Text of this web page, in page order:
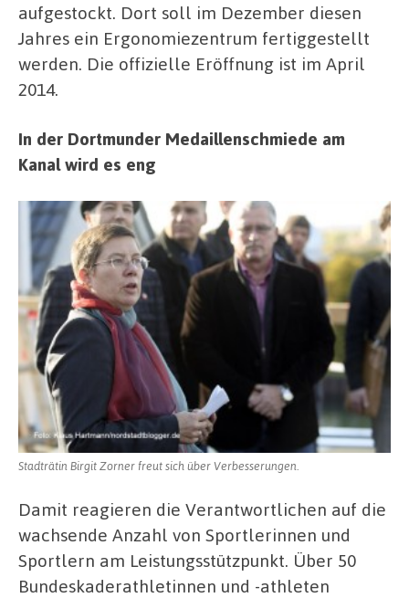
aufgestockt. Dort soll im Dezember diesen
Jahres ein Ergonomiezentrum fertiggestellt
werden. Die offizielle Eröffnung ist im April
2014.
In der Dortmunder Medaillenschmiede am
Kanal wird es eng
Stadträtin Birgit Zorner freut sich über Verbesserungen.
Damit reagieren die Verantwortlichen auf die
wachsende Anzahl von Sportlerinnen und
Sportlern am Leistungsstützpunkt. Über 50
Bundeskaderathletinnen und -athleten